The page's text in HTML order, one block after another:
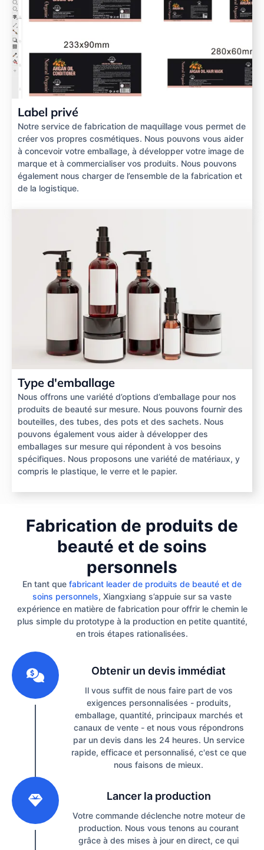
Label privé
Notre service de fabrication de maquillage vous permet de
créer vos propres cosmétiques. Nous pouvons vous aider
à concevoir votre emballage, à développer votre image de
marque et à commercialiser vos produits. Nous pouvons
également nous charger de l’ensemble de la fabrication et
de la logistique.
Type d'emballage
Nous offrons une variété d’options d’emballage pour nos
produits de beauté sur mesure. Nous pouvons fournir des
bouteilles, des tubes, des pots et des sachets. Nous
pouvons également vous aider à développer des
emballages sur mesure qui répondent à vos besoins
spécifiques. Nous proposons une variété de matériaux, y
compris le plastique, le verre et le papier.
Fabrication de produits de
beauté et de soins
personnels
En tant que fabricant leader de produits de beauté et de
soins personnels, Xiangxiang s’appuie sur sa vaste
expérience en matière de fabrication pour offrir le chemin le
plus simple du prototype à la production en petite quantité,
en trois étapes rationalisées.
Obtenir un devis immédiat
Il vous suffit de nous faire part de vos
exigences personnalisées - produits,
emballage, quantité, principaux marchés et
canaux de vente - et nous vous répondrons
par un devis dans les 24 heures. Un service
rapide, efficace et personnalisé, c'est ce que
nous faisons de mieux.
Lancer la production
Votre commande déclenche notre moteur de
production. Nous vous tenons au courant
grâce à des mises à jour en direct, ce qui